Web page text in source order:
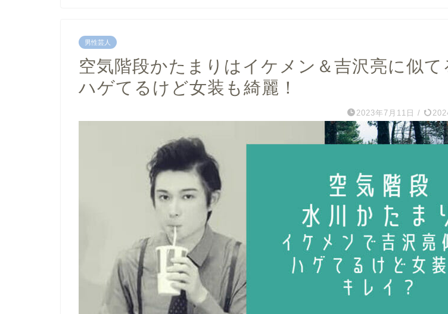
男性芸人
空気階段かたまりはイケメン＆吉沢亮に似て
ハゲてるけど女装も綺麗！
2023年7月11日 /